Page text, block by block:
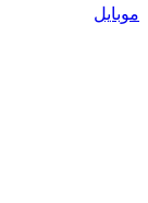
موبایل